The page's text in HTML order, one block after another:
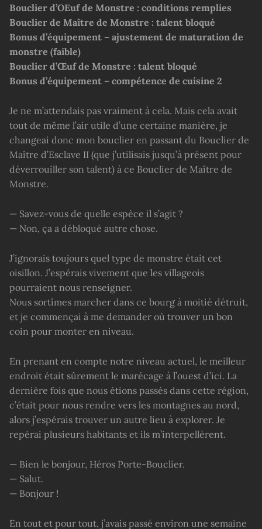
Bouclier d’OEuf de Monstre : conditions remplies
Bouclier de Maître de Monstre : talent bloqué
Bonus d’équipement – ajustement de maturation de
monstre (faible)
Bouclier d’Œuf de Monstre : talent bloqué
Bonus d’équipement – compétence de cuisine 2
Je ne m’attendais pas vraiment à cela. Mais cela avait
tout de même l’air utile d’une certaine manière, je
changeai donc mon bouclier en passant du Bouclier de
Maître d’Esclave II (que j’utilisais jusqu’à présent pour
déverrouiller son talent) à ce Bouclier de Maître de
Monstre.
— Savez-vous de quelle espèce il s’agit ?
— Non, ça a débloqué autre chose.
J’ignorais toujours quel type de monstre était cet
oisillon. J’espérais vivement que les villageois
pourraient nous renseigner.
Nous sortîmes marcher dans ce bourg à moitié détruit,
et je commençai à me demander où trouver un bon
coin pour monter en niveau.
En prenant en compte notre niveau actuel, le meilleur
endroit était sûrement le marécage à l’ouest d’ici. La
dernière fois que nous étions passés dans cette région,
c’était pour nous rendre vers les montagnes au nord,
alors j’espérais trouver un autre lieu à explorer. Je
repérai plusieurs habitants et ils m’interpellèrent.
— Bien le bonjour, Héros Porte-Bouclier.
— Salut.
— Bonjour !
En tout et pour tout, j’avais passé environ une semaine